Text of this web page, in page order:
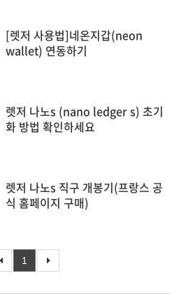
[렛저 사용법]네온지갑(neon
wallet) 연동하기
렛저 나노s (nano ledger s) 초기
화 방법 확인하세요
렛저 나노s 직구 개봉기(프랑스 공
식 홈페이지 구매)
1